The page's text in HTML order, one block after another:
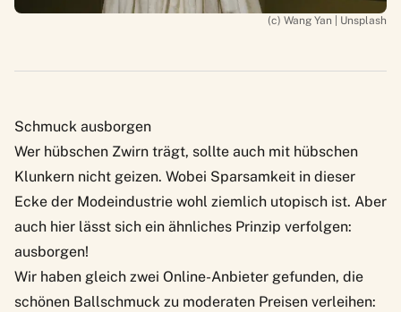
(c) Wang Yan | Unsplash
Schmuck ausborgen
Wer hübschen Zwirn trägt, sollte auch mit hübschen
Klunkern nicht geizen. Wobei Sparsamkeit in dieser
Ecke der Modeindustrie wohl ziemlich utopisch ist. Aber
auch hier lässt sich ein ähnliches Prinzip verfolgen:
ausborgen!
Wir haben gleich zwei Online-Anbieter gefunden, die
schönen Ballschmuck zu moderaten Preisen verleihen: